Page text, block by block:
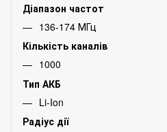
Діапазон частот
136-174 МГц
Кількість каналів
1000
Тип АКБ
Li-Ion
Радіус дії